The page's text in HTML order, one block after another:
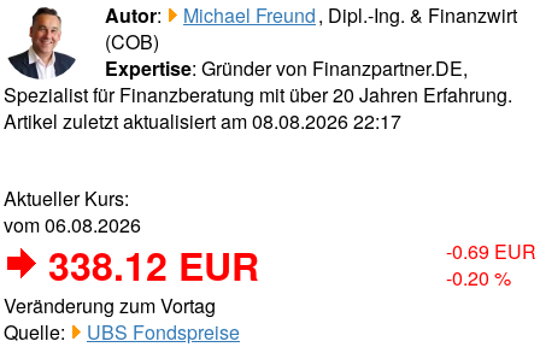
Autor: Michael Freund, Dipl.-Ing. & Finanzwirt
(COB)
Expertise: Gründer von Finanzpartner.DE,
Spezialist für Finanzberatung mit über 20 Jahren Erfahrung.
Artikel zuletzt aktualisiert am 08.08.2026 22:17
Aktueller Kurs:
vom 06.08.2026
338.12 EUR
-0.69 EUR
-0.20 %
Veränderung zum Vortag
Quelle:
UBS Fondspreise